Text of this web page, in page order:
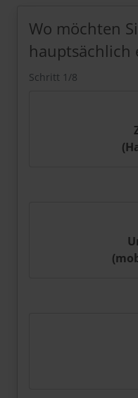
Wo möchten
hauptsächlich
Schritt 1/8